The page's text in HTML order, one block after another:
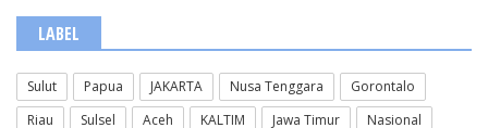
LABEL
Sulut Papua JAKARTA Nusa Tenggara
Gorontalo
Riau
Sulsel Aceh KALTIM Jawa Timur
Nasional